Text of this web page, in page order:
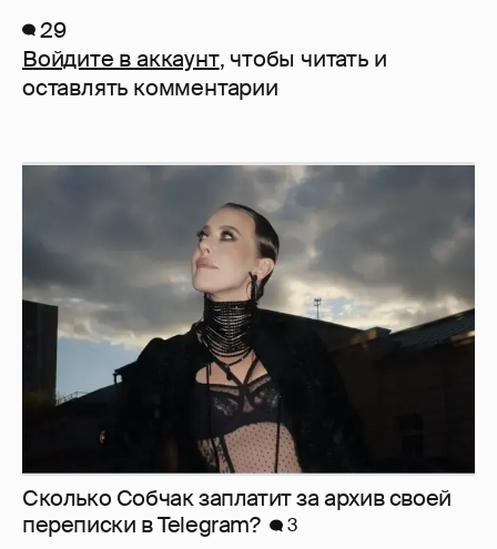
29
Войдите в аккаунт, чтобы читать и
оставлять комментарии
Сколько Собчак заплатит за архив своей
перeписки в Telegram?
3